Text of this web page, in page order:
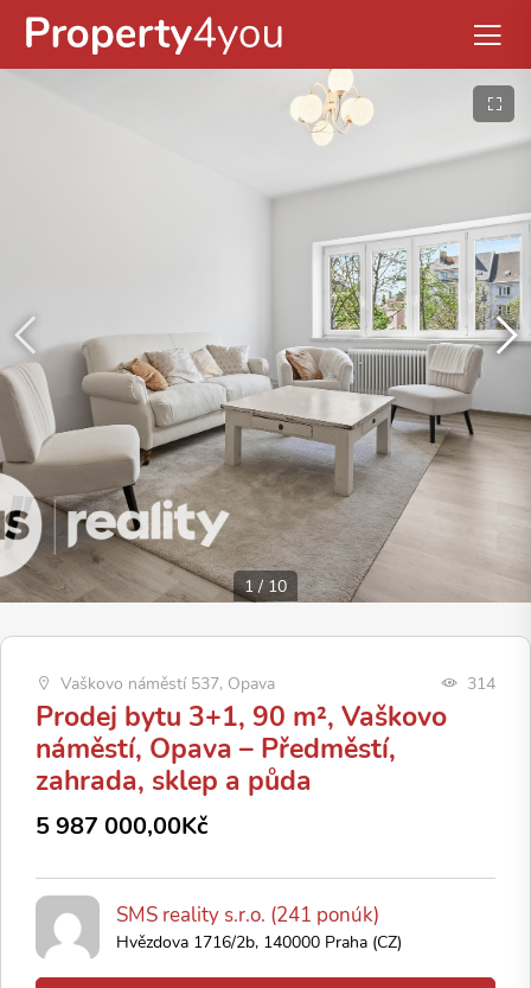
1/ 10
Vaškovo náměstí 537, Opava 314
Prodej bytu 3+1, 90 m², Vaškovo
náměstí, Opava – Předměstí,
zahrada, sklep a půda
5 987 000,00Kč
SMS reality s.r.o. (241 ponúk)
Hvězdova 1716/2b, 140000 Praha (CZ)